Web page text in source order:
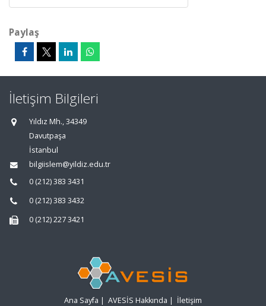
Paylaş
İletişim Bilgileri
Yıldız Mh., 34349
Davutpaşa
İstanbul
bilgiislem@yildiz.edu.tr
0 (212) 383 3431
0 (212) 383 3432
0 (212) 227 3421
Ana Sayfa | AVESİS Hakkında | İletişim